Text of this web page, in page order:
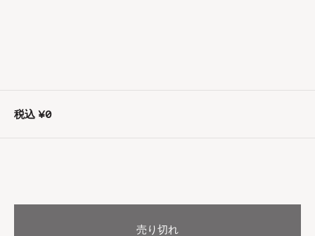
税込 ¥0
売り切れ